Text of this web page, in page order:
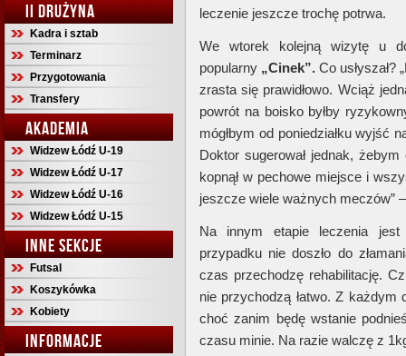
II DRUŻYNA
Kadra i sztab
Terminarz
Przygotowania
Transfery
AKADEMIA
Widzew Łódź U-19
Widzew Łódź U-17
Widzew Łódź U-16
Widzew Łódź U-15
INNE SEKCJE
Futsal
Koszykówka
Kobiety
INFORMACJE
leczenie jeszcze trochę potrwa.
We wtorek kolejną wizytę u
popularny „Cinek”. Co usłyszał?
zrasta się prawidłowo. Wciąż
powrót na boisko byłby
mógłbym od poniedziałku wyjść
Doktor sugerował jednak,
kopnął w pechowe miejsce i
jeszcze wiele ważnych meczów”
Na innym etapie leczenia
przypadku nie doszło do
czas przechodzę rehabilitację.
nie przychodzą łatwo. Z
choć zanim będę wstanie
czasu minie. Na razie walczę z